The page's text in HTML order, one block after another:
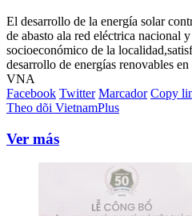
El desarrollo de la energía solar
de abasto ala red eléctrica nacional
socioeconómico de la
desarrollo de energías renovables en
VNA
Facebook Twitter Marcador Copy
Theo dõi VietnamPlus
Ver más